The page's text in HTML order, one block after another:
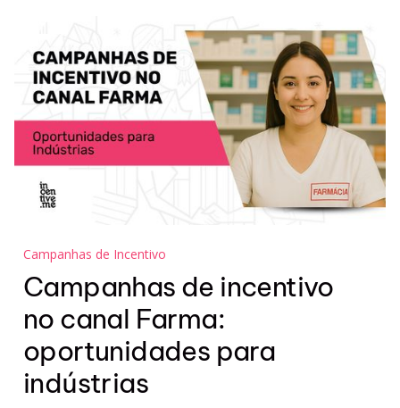
Campanhas de Incentivo
Campanhas de incentivo
no canal Farma:
oportunidades para
indústrias